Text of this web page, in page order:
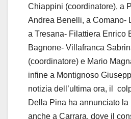
Chiappini (coordinatore), a
Andrea Benelli, a Comano-
a Tresana- Filattiera Enrico
Bagnone- Villafranca
(coordinatore) e Mario
infine a Montignoso
notizia dell’ultima ora, il
Della Pina ha annunciato la
anche a Carrara, dove il